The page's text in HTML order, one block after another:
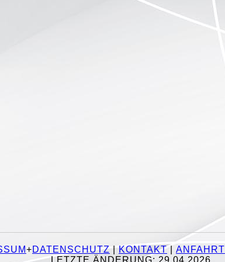
+DATENSCHUTZ|KONTAKT ANFAHRT
LETZTE ÄNDERUNG: 29.04.2026